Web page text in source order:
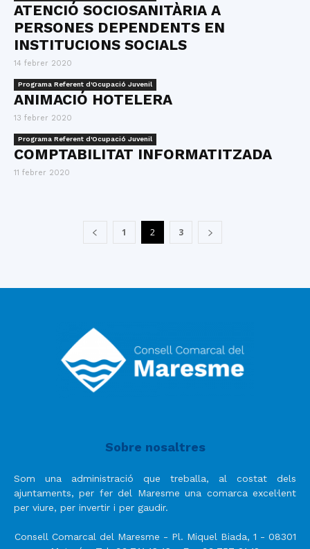
ATENCIÓ SOCIOSANITÀRIA A
PERSONES DEPENDENTS EN
INSTITUCIONS SOCIALS
14 febrer 2020
Programa Referent d'Ocupació Juvenil
ANIMACIÓ HOTELERA
13 febrer 2020
Programa Referent d'Ocupació Juvenil
COMPTABILITAT INFORMATITZADA
11 febrer 2020
1 2 3
Sobre nosaltres
Som una administració que treballa, al costat dels
ajuntaments, per fer del Maresme una comarca excel·lent
per viure, per invertir i per gaudir.
Consell Comarcal del Maresme - Pl. Miquel Biada, 1 - 08301